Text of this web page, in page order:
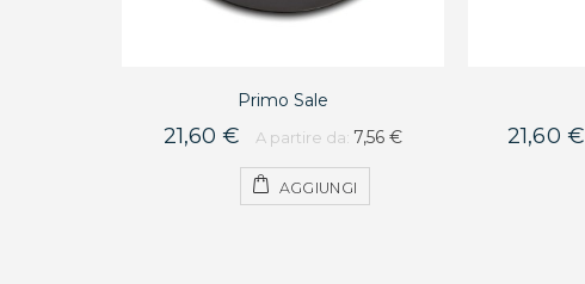
Primo Sale
21,60 € A partire da: 7,56 €
AGGIUNGI
21,60 €